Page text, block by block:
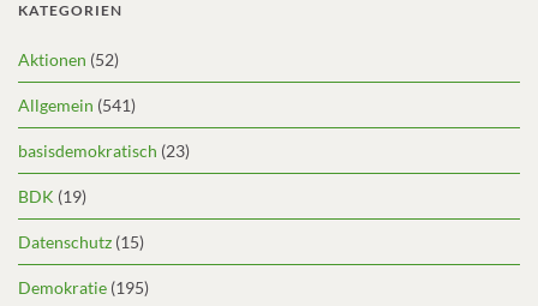
KATEGORIEN
Aktionen (52)
Allgemein (541)
basisdemokratisch (23)
BDK (19)
Datenschutz (15)
Demokratie (195)